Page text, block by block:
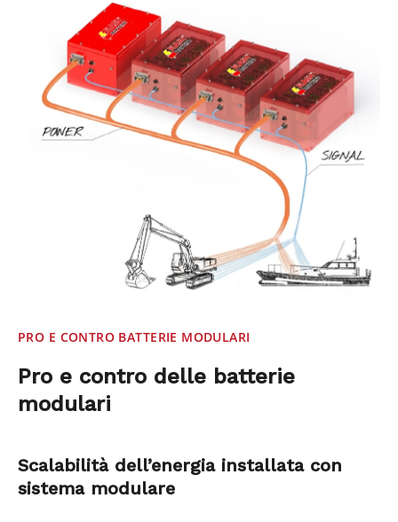
PRO E CONTRO BATTERIE MODULARI
Pro e contro delle batterie
modulari
Scalabilità dell’energia installata con
sistema modulare